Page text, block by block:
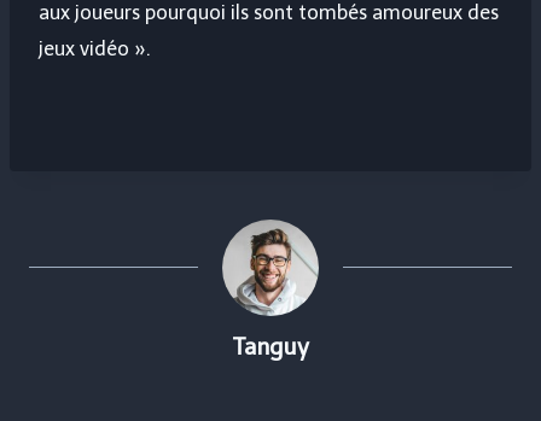
aux joueurs pourquoi ils sont tombés amoureux des
jeux vidéo ».
Tanguy